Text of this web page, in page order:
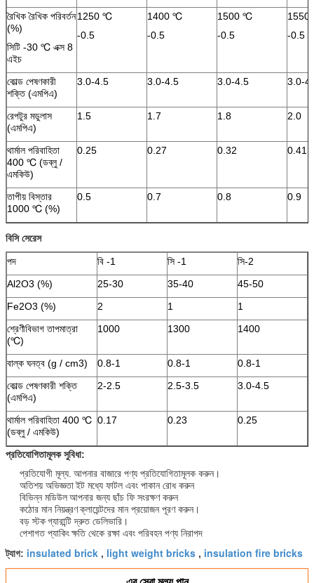
রৈখিক রৈখিক পরিবর্তন
(%)
সিটি -30 ℃ এক্স 8
এইচ
1250 ℃
-0.5
1400 ℃
-0.5
1500 ℃
-0.5
-0.5
কোল্ড পেষণকারী
শক্তি (এমপিএ)
3.0-4.5 3.0-4.5 3.0-4.5 3.0-
রেপটুর মডুলাস
(এমপিএ)
1.5 1.7 1.8 2.0
থার্মাল পরিবাহিতা
400 ℃ (ডব্লু /
এমকিউ)
0.25 0.27 0.32 0.41
তাপীয় বিস্তার
1000 ℃ (%)
0.5 0.7 0.8 0.9
বিসি সেরেস
পদ বি -1 সি -1
সি-2
Al2O3 (%)
25-30 35-40
45-50
Fe2O3 (%)
2 1
1
শ্রেণীবিভাগ তাপমাত্রা
(℃)
1000 1300 1400
বাল্ক ঘনত্ব (g / cm3) 0.8-1 0.8-1
0.8-1
কোল্ড পেষণকারী শক্তি
(এমপিএ)
2-2.5 2.5-3.5 3.0-4.5
থার্মাল পরিবাহিতা 400 ℃
(ডব্লু / এমকিউ)
0.17 0.23 0.25
প্রতিযোগিতামূলক সুবিধা:
প্রতিযোগী মূল্য. আপনার বাজারে পণ্য প্রতিযোগিতামূলক করুন।
অতিশয় অভিজ্ঞতাইট মধ্যে ফাটল এবং পাকান রোধ করুন
বিভিন্ন মডিউলআপনার জন্য ছাঁচ ফি সংরক্ষণ করুন
কঠোর মান নিয়ন্ত্রণক্লায়েন্টদের মান প্রয়োজন পূরণ করুন।
বড় স্টকগ্যারান্টি দ্রুত ডেলিভারি।
পেশাগত প্যাকিংক্ষতি থেকে রক্ষা এবং পরিবহন পণ্য নিরাপদ
ট্যাগ: insulated brick , light weight bricks , insulation fire bricks